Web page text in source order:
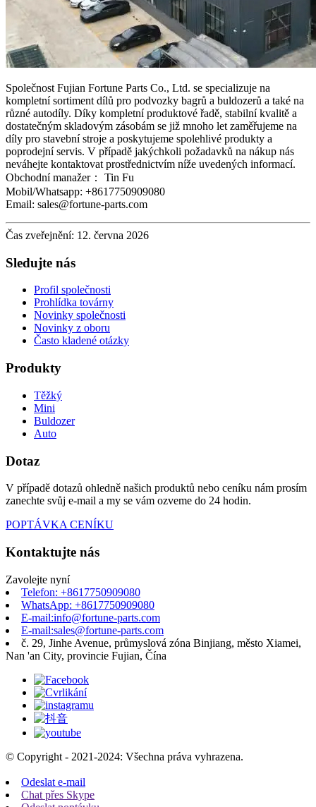
Společnost Fujian Fortune Parts Co., Ltd. se specializuje na
kompletní sortiment dílů pro podvozky bagrů a buldozerů a také na
různé autodíly. Díky kompletní produktové řadě, stabilní kvalitě a
dostatečným skladovým zásobám se již mnoho let zaměřujeme na
díly pro stavební stroje a poskytujeme spolehlivé produkty a
poprodejní servis. V případě jakýchkoli požadavků na nákup nás
neváhejte kontaktovat prostřednictvím níže uvedených informací.
Obchodní manažer： Tin Fu
Mobil/Whatsapp: +8617750909080
Email: sales@fortune-parts.com
Čas zveřejnění: 12. června 2026
Sledujte nás
Profil společnosti
Prohlídka továrny
Novinky společnosti
Novinky z oboru
Často kladené otázky
Produkty
Těžký
Mini
Buldozer
Auto
Dotaz
V případě dotazů ohledně našich produktů nebo ceníku nám prosím
zanechte svůj e-mail a my se vám ozveme do 24 hodin.
POPTÁVKA CENÍKU
Kontaktujte nás
Zavolejte nyní
Telefon: +8617750909080
WhatsApp: +8617750909080
E-mail:info@fortune-parts.com
E-mail:sales@fortune-parts.com
č. 29, Jinhe Avenue, průmyslová zóna Binjiang, město Xiamei,
Nan 'an City, provincie Fujian, Čína
© Copyright - 2021-2024: Všechna práva vyhrazena.
Odeslat e-mail
Chat přes Skype